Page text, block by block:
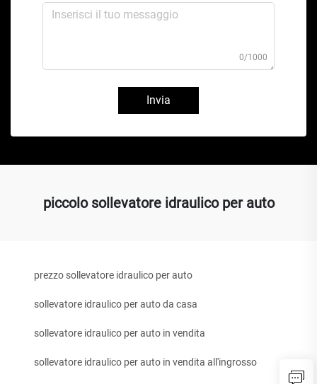
0/1000
Invia
piccolo sollevatore idraulico per auto
prezzo sollevatore idraulico per auto
sollevatore idraulico per auto da casa
sollevatore idraulico per auto in vendita
sollevatore idraulico per auto in vendita all'ingrosso